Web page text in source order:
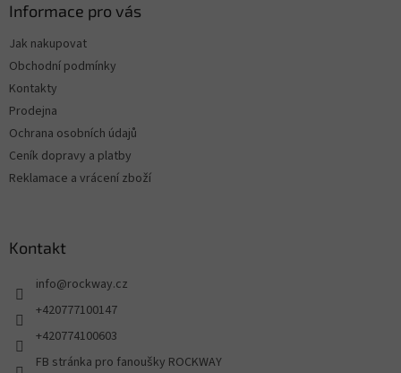
Informace pro vás
Jak nakupovat
Obchodní podmínky
Kontakty
Prodejna
Ochrana osobních údajů
Ceník dopravy a platby
Reklamace a vrácení zboží
Kontakt
info@rockway.cz
+420777100147
+420774100603
FB stránka pro fanoušky ROCKWAY